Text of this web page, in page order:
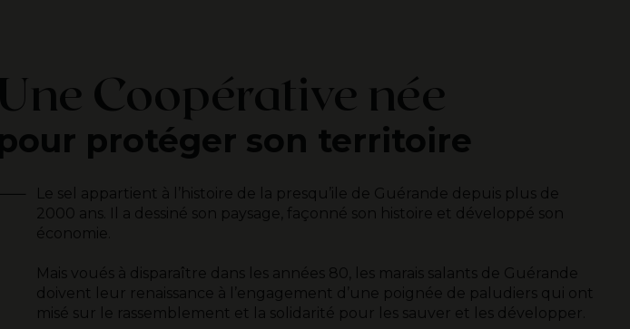
Une Coopérative née
protéger son territoire
Le sel appartient à l’histoire de la presqu’ile de Guérande depuis plus de
2000 ans. Il a dessiné son paysage, façonné son histoire et développé son
économie.
Mais voués à disparaître dans les années 80, les marais salants de Guérande
doivent leur renaissance à l’engagement d’une poignée de paludiers qui ont
misé sur le rassemblement et la solidarité pour les sauver et les développer.